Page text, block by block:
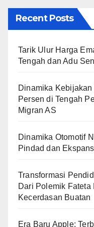
Recent Posts
Tarik Ulur Harga
Tengah dan Adu
Dinamika
Persen di Tengah
Migran AS
Dinamika Otomotif
Pindad dan
Transformasi
Dari Polemik Fateta
Kecerdasan Buatan
Era Baru Apple: